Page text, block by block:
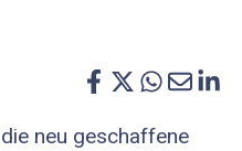
neu geschaffene